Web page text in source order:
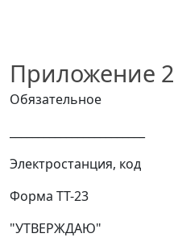
Приложение 2
Обязательное
Электростанция, код
Форма TT-23
"УТВЕРЖДАЮ"